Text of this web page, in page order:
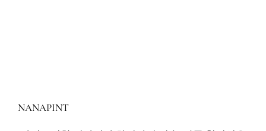
NANAPINT